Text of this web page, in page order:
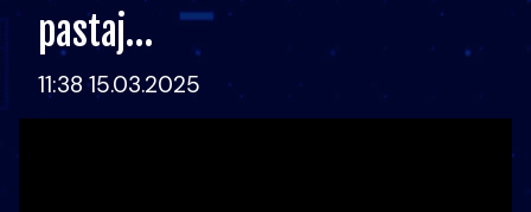
pastaj…
11:38 15.03.2025